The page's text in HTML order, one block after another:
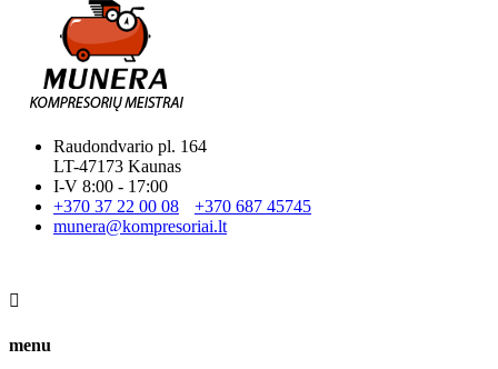
Raudondvario pl. 164
LT-47173 Kaunas
I-V 8:00 - 17:00
+370 37 22 00 08
+370 687 45745
munera@kompresoriai.lt

menu